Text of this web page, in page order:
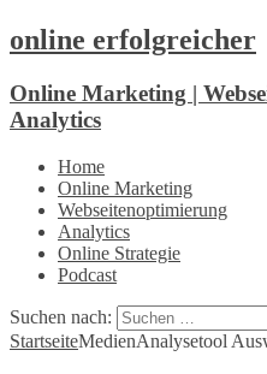
online erfolgreicher
Online Marketing |
Analytics
Home
Online Marketing
Webseitenoptimierung
Analytics
Online Strategie
Podcast
Suchen nach:
StartseiteMedienAnalysetool